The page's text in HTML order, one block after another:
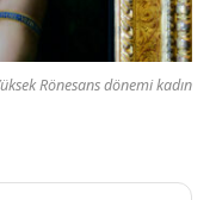
Rönesans dönemi kadın